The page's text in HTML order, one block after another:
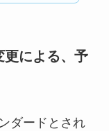
更による、予
ダードとされ